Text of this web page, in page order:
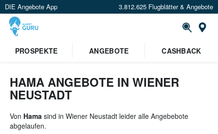
DIE Angebote App 3.812.625 Flugblätter & Angebote
PROSPEKTE
ANGEBOTE CASHBACK
HAMA ANGEBOTE IN WIENER
NEUSTADT
Von Hama sind in Wiener Neustadt leider alle Angebebote
abgelaufen.